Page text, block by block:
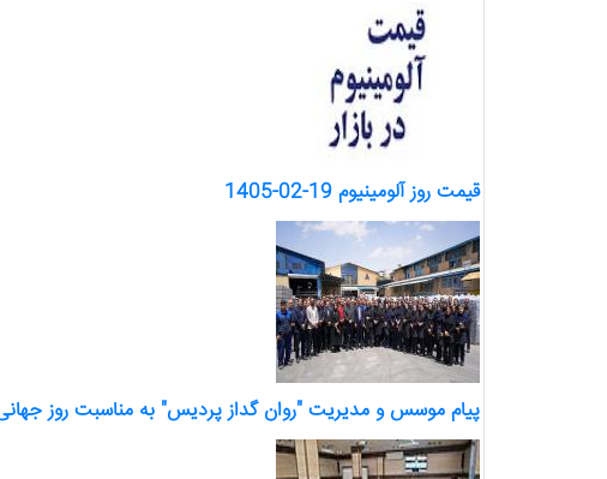
قیمت روز آلومینیوم 19-02-1405
پیام موسس و مدیریت "روان گداز پردیس" به مناسبت روز جهانی